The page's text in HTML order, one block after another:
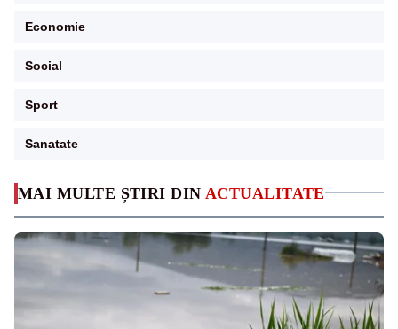
MAI MULTE ȘTIRI DIN ACTUALITATE
Economie
Social
Sport
Sanatate